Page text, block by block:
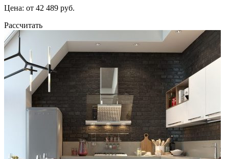
Цена: от 42 489 руб.
Рассчитать